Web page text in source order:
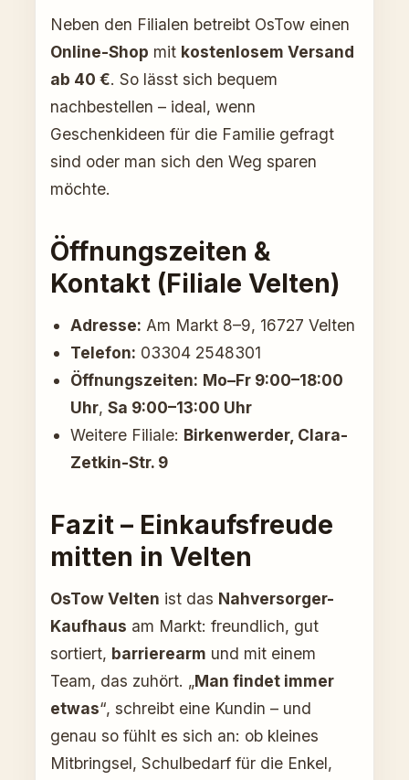
Neben den Filialen betreibt OsTow einen
Online-Shop mit kostenlosem Versand
ab 40 €. So lässt sich bequem
nachbestellen – ideal, wenn
Geschenkideen für die Familie gefragt
sind oder man sich den Weg sparen
möchte.
Öffnungszeiten &
Kontakt (Filiale Velten)
Adresse: Am Markt 8–9, 16727 Velten
Telefon: 03304 2548301
Öffnungszeiten: Mo–Fr 9:00–18:00
Uhr,Sa 9:00–13:00 Uhr
Weitere Filiale: Birkenwerder, Clara-
Zetkin-Str. 9
Fazit – Einkaufsfreude
mitten in Velten
OsTow Velten ist das Nahversorger-
Kaufhaus am Markt: freundlich, gut
sortiert, barrierearm und mit einem
Team, das zuhört. „Man findet immer
etwas“, schreibt eine Kundin – und
genau so fühlt es sich an: ob kleines
Mitbringsel, Schulbedarf für die Enkel,